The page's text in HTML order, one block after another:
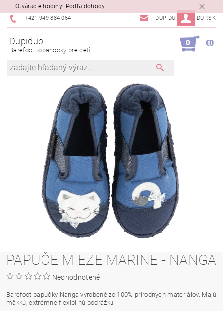
Otváracie hodiny: Podľa dohody
+421 949 884 054 DUPIDUP@DUPIDUP.SK
Dupidup
Barefoot topánočky pre deti
0 €0
PAPUČE MIEZE MARINE - NANGA
Neohodnotené
Barefoot papučky Nanga vyrobené zo 100% prírodných materiálov. Majú
mäkkú, extrémne flexibilnú podrážku.